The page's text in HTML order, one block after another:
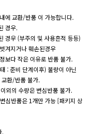
에 교환/반품 이 가능합니다.
경우.
경우 (부주의 및 사용흔적 등등)
겨지거나 훼손된경우
보다 작은 이유로 반품 불가.
: 준비 단계이후) 불량이 아닌
교환/반품 불가.
외의 수량은 변심반품 불가.
심반품은 1개만 가능 [패키지 상
.